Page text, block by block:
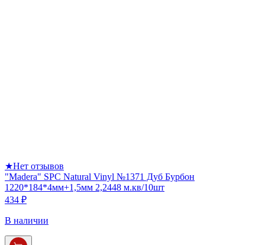
★Нет отзывов
"Madera" SPC Natural Vinyl №1371 Дуб Бурбон
1220*184*4мм+1,5мм 2,2448 м.кв/10шт
434 ₽
В наличии